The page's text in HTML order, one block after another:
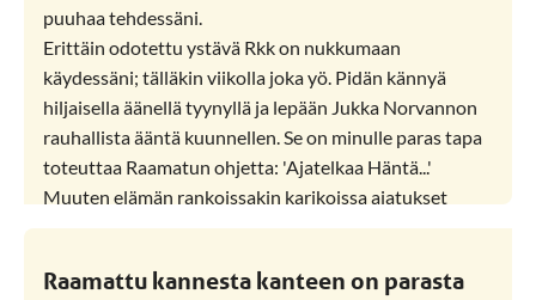
puuhaa tehdessäni.
Erittäin odotettu ystävä Rkk on nukkumaan
käydessäni; tälläkin viikolla joka yö. Pidän kännyä
hiljaisella äänellä tyynyllä ja lepään Jukka Norvannon
rauhallista ääntä kuunnellen. Se on minulle paras tapa
toteuttaa Raamatun ohjetta: 'Ajatelkaa Häntä...'
Muuten elämän rankoissakin karikoissa ajatukset
lähtevät vilkkaasti semmoisille poluille, joilla unta on
joskus yksi 'riittää'. Monta kertaa olen palannut
Raamattu kannesta kanteen on parasta